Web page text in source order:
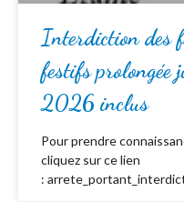
Interdiction des
festifs prolongée
2026 inclus
Pour prendre
cliquez sur ce lien
: